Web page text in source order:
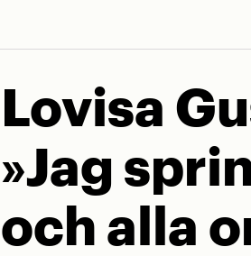
Lovisa
»Jag
och alla